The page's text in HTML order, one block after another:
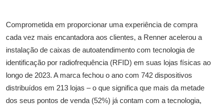
Comprometida em proporcionar uma experiência de compra
cada vez mais encantadora aos clientes, a Renner acelerou a
instalação de caixas de autoatendimento com tecnologia de
identificação por radiofrequência (RFID) em suas lojas físicas ao
longo de 2023. A marca fechou o ano com 742 dispositivos
distribuídos em 213 lojas – o que significa que mais da metade
dos seus pontos de venda (52%) já contam com a tecnologia,